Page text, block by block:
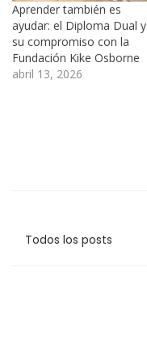
Aprender también es
ayudar: el Diploma Dual y
su compromiso con la
Fundación Kike Osborne
abril 13, 2026
Todos los posts